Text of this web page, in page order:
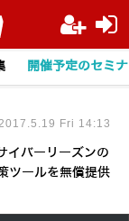
開催予定のセミ
イバーリーズンの
ツールを無償提供
Fri 14:13